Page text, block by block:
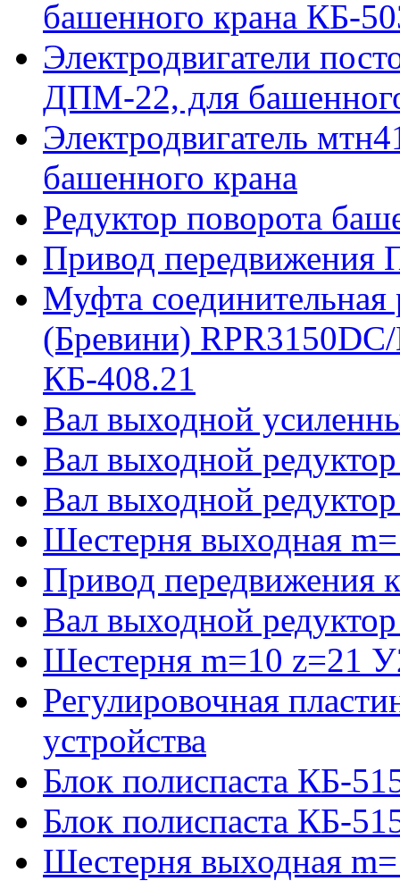
башенного крана КБ-
Электродвигатели
ДПМ-22, для
Электродвигатель
башенного крана
Редуктор поворота
Привод передвижения
Муфта
(Бревини)
КБ-408.21
Вал выходной
Вал выходной
Вал выходной
Шестерня выходная
Привод передвижения
Вал выходной
Шестерня m=10 z=21
Регулировочная
устройства
Блок полиспаста КБ-
Блок полиспаста КБ-
Шестерня выходная